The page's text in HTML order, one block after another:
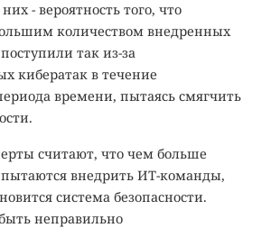
- вероятность того, что
количеством внедренных
так из-за
кибератак в течение
времени, пытаясь смягчить
считают, что чем больше
внедрить ИТ-команды,
система безопасности.
неправильно